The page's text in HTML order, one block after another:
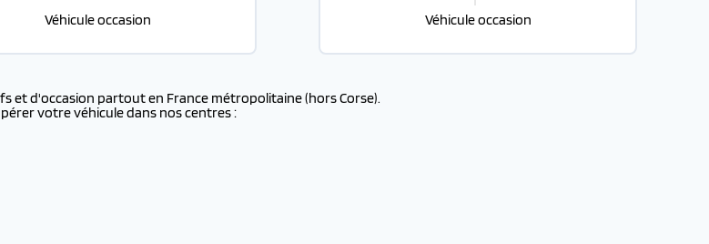
Véhicule occasion Véhicule occasion
et d'occasion partout en France métropolitaine (hors Corse).
votre véhicule dans nos centres :